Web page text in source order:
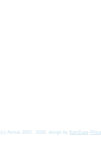
(c) Asmat 2003 - 2026, design by KamData